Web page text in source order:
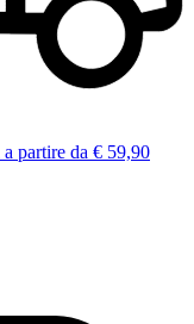
a partire da € 59,90